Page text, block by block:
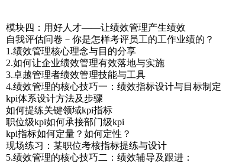
模块四：用好人才——让绩效管理产生绩效
自我评估问卷－你是怎样考评员工的工作业绩的？
1.绩效管理核心理念与目的分享
2.如何让企业绩效管理有效落地与实施
3.卓越管理者绩效管理技能与工具
4.绩效管理的核心技巧一：绩效指标设计与目标制定
kpi体系设计方法及步骤
如何提练关键领域kpi指标
职位级kpi如何承接部门级kpi
kpi指标如何定量？如何定性？
现场练习：某职位考核指标提练与设计
5.绩效管理的核心技巧二：绩效辅导及跟进：